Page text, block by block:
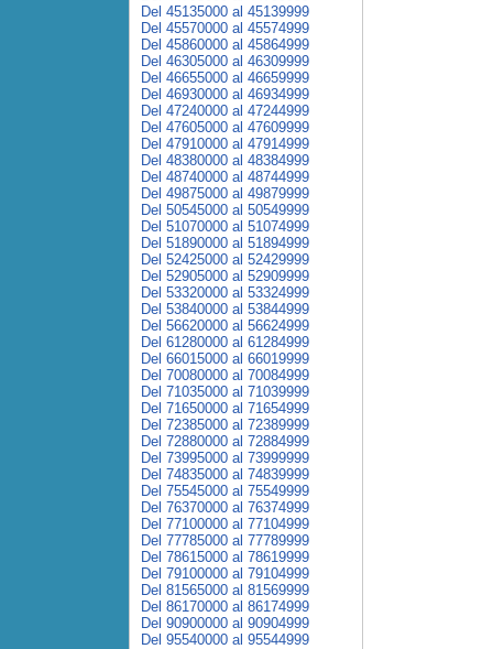
Del 45135000 al 45139999
Del 45570000 al 45574999
Del 45860000 al 45864999
Del 46305000 al 46309999
Del 46655000 al 46659999
Del 46930000 al 46934999
Del 47240000 al 47244999
Del 47605000 al 47609999
Del 47910000 al 47914999
Del 48380000 al 48384999
Del 48740000 al 48744999
Del 49875000 al 49879999
Del 50545000 al 50549999
Del 51070000 al 51074999
Del 51890000 al 51894999
Del 52425000 al 52429999
Del 52905000 al 52909999
Del 53320000 al 53324999
Del 53840000 al 53844999
Del 56620000 al 56624999
Del 61280000 al 61284999
Del 66015000 al 66019999
Del 70080000 al 70084999
Del 71035000 al 71039999
Del 71650000 al 71654999
Del 72385000 al 72389999
Del 72880000 al 72884999
Del 73995000 al 73999999
Del 74835000 al 74839999
Del 75545000 al 75549999
Del 76370000 al 76374999
Del 77100000 al 77104999
Del 77785000 al 77789999
Del 78615000 al 78619999
Del 79100000 al 79104999
Del 81565000 al 81569999
Del 86170000 al 86174999
Del 90900000 al 90904999
Del 95540000 al 95544999